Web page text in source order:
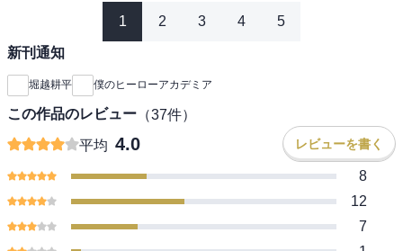
1 2 3 4 5
新刊通知
堀越耕平 僕のヒーローアカデミア
この作品のレビュー （37件）
平均 4.0 レビューを書く
8
12
7